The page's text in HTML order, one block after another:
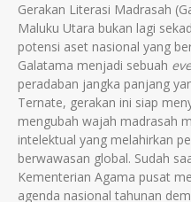
Gerakan Literasi Madrasah
Maluku Utara bukan lagi
potensi aset nasional yang
Galatama menjadi sebuah
peradaban jangka panjang
Ternate, gerakan ini siap
mengubah wajah madrasah
intelektual yang melahirkan
berwawasan global. Sudah
Kementerian Agama pusat
agenda nasional tahunan